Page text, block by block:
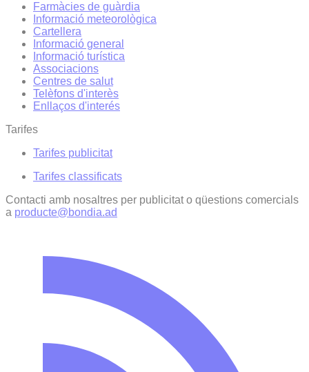
Farmàcies de guàrdia
Informació meteorològica
Cartellera
Informació general
Informació turística
Associacions
Centres de salut
Telèfons d'interès
Enllaços d'interés
Tarifes
Tarifes publicitat
Tarifes classificats
Contacti amb nosaltres per publicitat o qüestions comercials
a producte@bondia.ad